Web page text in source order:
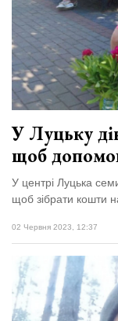
27
738
Всі розділи
Персона
Лайф
Афіша
ZONE 18+
Контакти
Політика
У Луцьку
щоб
У центрі Луцька
щоб зібрати кошти
02 Червня 2023, 12:37